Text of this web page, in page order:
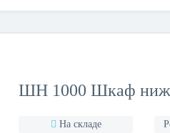
ШН 1000 Шкаф
На складе